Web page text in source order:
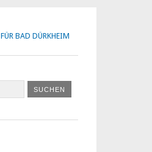
FÜR BAD DÜRKHEIM